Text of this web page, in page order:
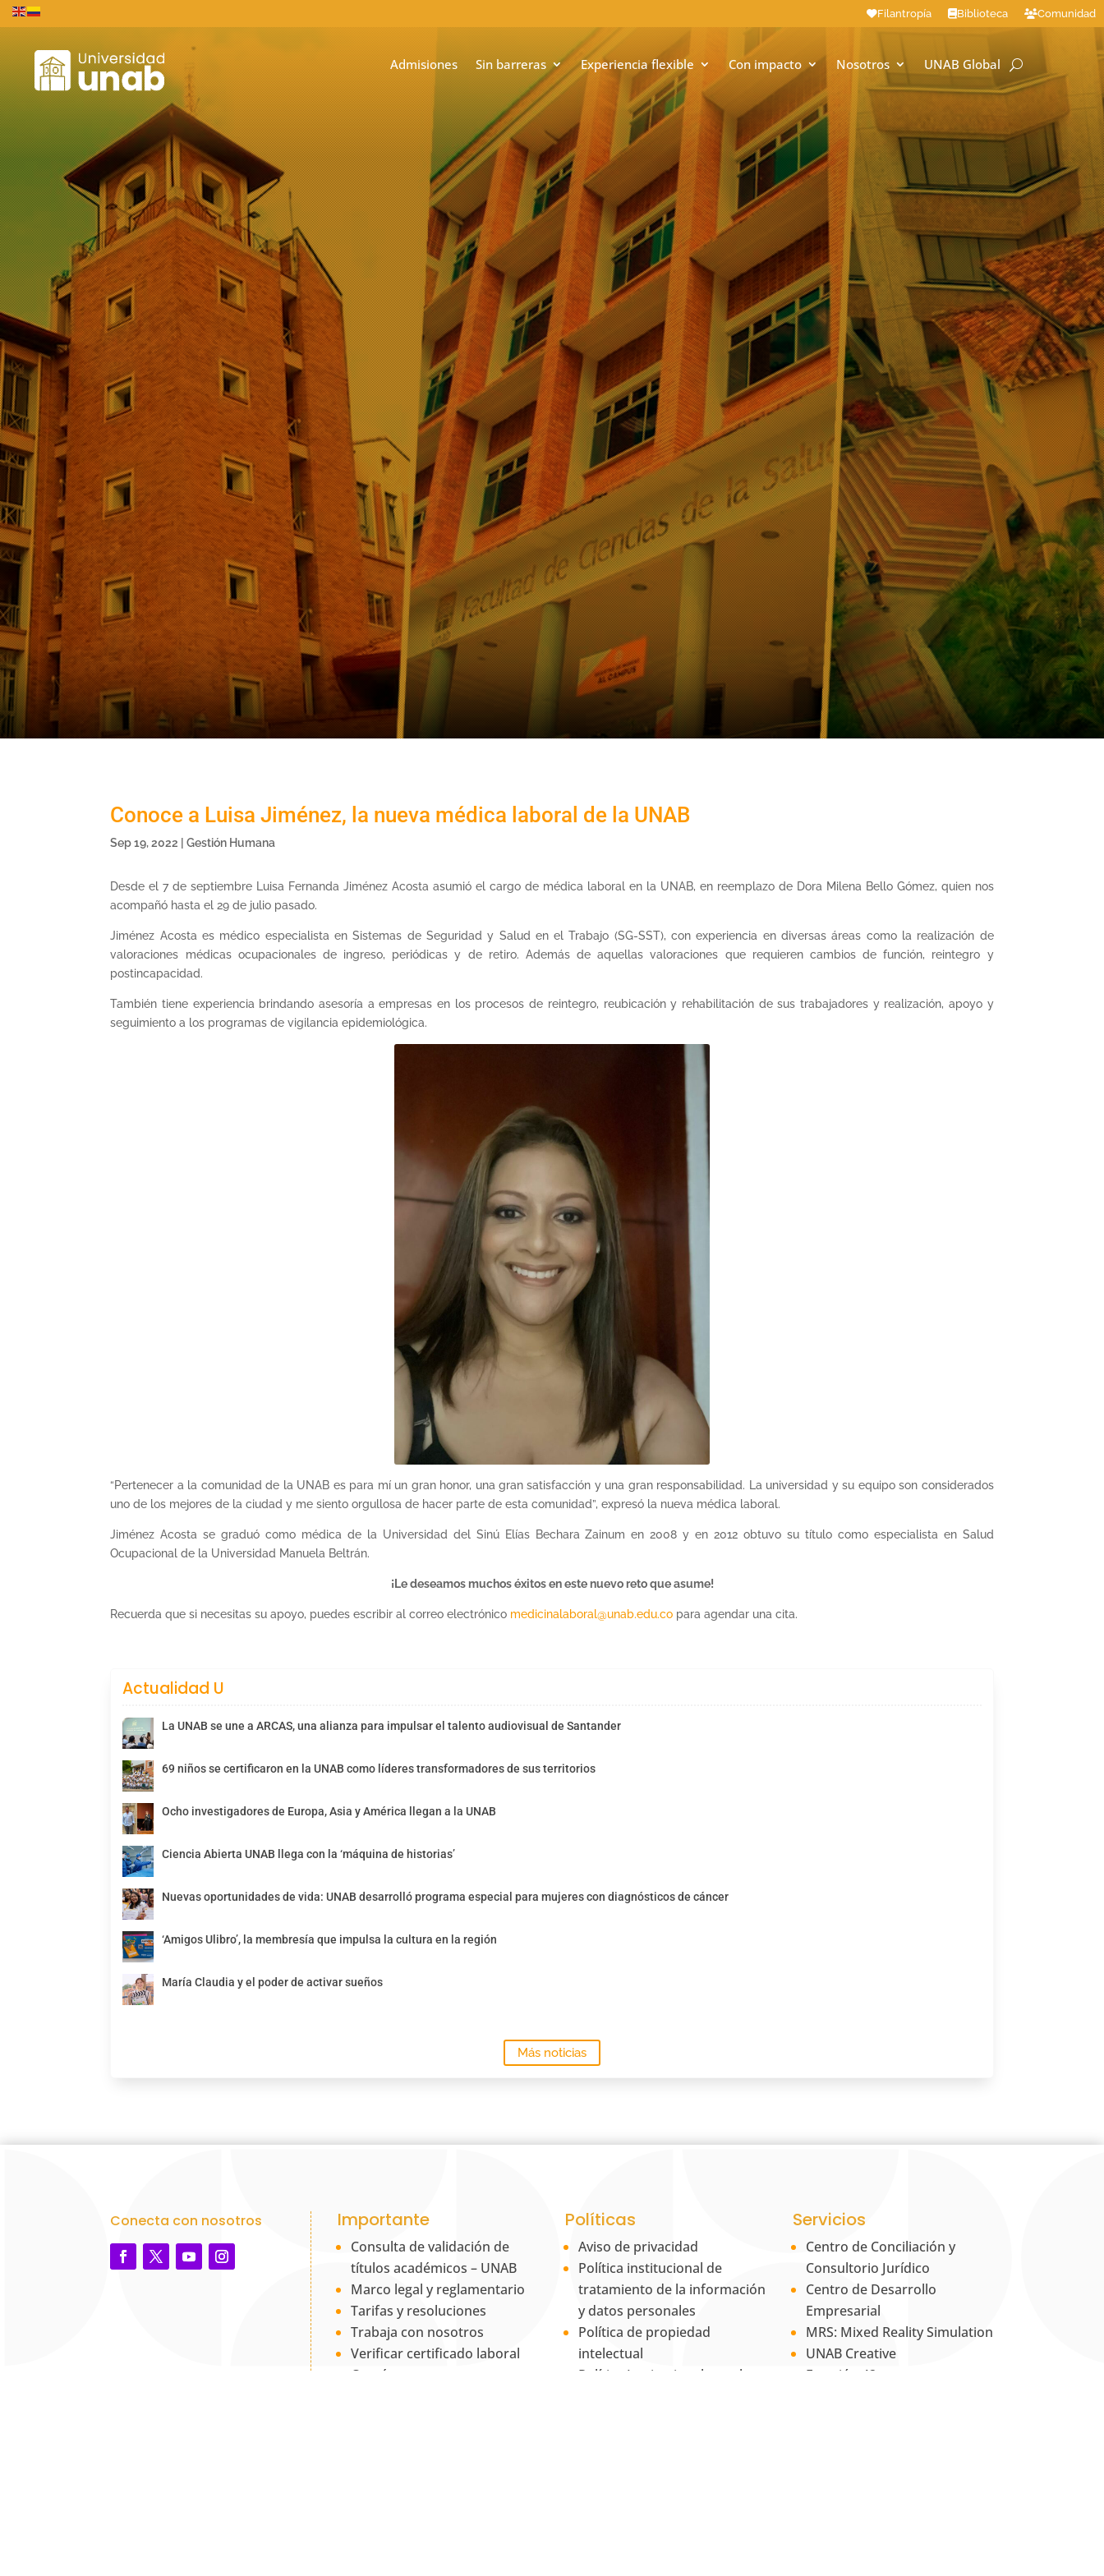
Filantropía Biblioteca Comunidad
Admisiones Sin barreras Experiencia flexible Con impacto Nosotros UNAB Global
Conoce a Luisa Jiménez, la nueva médica laboral de la UNAB
Sep 19, 2022 |Gestión Humana
Desde el 7 de septiembre Luisa Fernanda Jiménez Acosta asumió el cargo de médica laboral en la UNAB, en reemplazo de Dora Milena Bello Gómez, quien nos
acompañó hasta el 29 de julio pasado.
Jiménez Acosta es médico especialista en Sistemas de Seguridad y Salud en el Trabajo (SG-SST), con experiencia en diversas áreas como la realización de
valoraciones médicas ocupacionales de ingreso, periódicas y de retiro. Además de aquellas valoraciones que requieren cambios de función, reintegro y
postincapacidad.
También tiene experiencia brindando asesoría a empresas en los procesos de reintegro, reubicación y rehabilitación de sus trabajadores y realización, apoyo y
seguimiento a los programas de vigilancia epidemiológica.
“Pertenecer a la comunidad de la UNAB es para mí un gran honor, una gran satisfacción y una gran responsabilidad. La universidad y su equipo son considerados
uno de los mejores de la ciudad y me siento orgullosa de hacer parte de esta comunidad”, expresó la nueva médica laboral.
Jiménez Acosta se graduó como médica de la Universidad del Sinú Elías Bechara Zainum en 2008 y en 2012 obtuvo su título como especialista en Salud
Ocupacional de la Universidad Manuela Beltrán.
¡Le deseamos muchos éxitos en este nuevo reto que asume!
Recuerda que si necesitas su apoyo, puedes escribir al correo electrónico medicinalaboral@unab.edu.co para agendar una cita.
Actualidad U
La UNAB se une a ARCAS, una alianza para impulsar el talento audiovisual de Santander
69 niños se certificaron en la UNAB como líderes transformadores de sus territorios
Ocho investigadores de Europa, Asia y América llegan a la UNAB
Ciencia Abierta UNAB llega con la ‘máquina de historias’
Nuevas oportunidades de vida: UNAB desarrolló programa especial para mujeres con diagnósticos de cáncer
‘Amigos Ulibro’, la membresía que impulsa la cultura en la región
María Claudia y el poder de activar sueños
Más noticias
Conecta con nosotros Importante
Consulta de validación de
títulos académicos – UNAB
Marco legal y reglamentario
Tarifas y resoluciones
Trabaja con nosotros
Verificar certificado laboral
Contáctanos
Políticas
Aviso de privacidad
Política institucional de
tratamiento de la información
y datos personales
Política de propiedad
intelectual
Política Institucional para la
Servicios
Centro de Conciliación y
Consultorio Jurídico
Centro de Desarrollo
Empresarial
MRS: Mixed Reality Simulation
UNAB Creative
Estación 42